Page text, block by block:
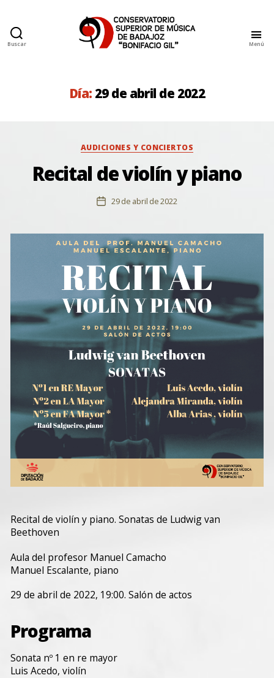
Buscar
Música
de
Menú
Día: 29 de abril de 2022
Categorías
AUDICIONES Y CONCIERTOS
Recital de violín y piano
Fecha
entrada
29 de abril de 2022
Recital de violín y piano. Sonatas de Ludwig van
Beethoven
Aula del profesor Manuel Camacho
Manuel Escalante, piano
29 de abril de 2022, 19:00. Salón de actos
Programa
Sonata nº 1 en re mayor
Luis Acedo, violín